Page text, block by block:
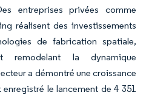
entreprises privées comme
réalisent des investissements
de fabrication spatiale,
remodelant la dynamique
a démontré une croissance
le lancement de 4 351